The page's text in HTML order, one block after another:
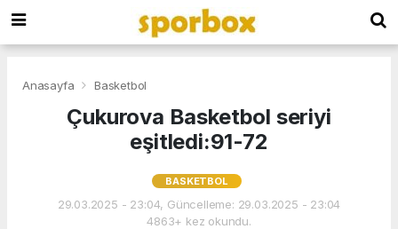
Anasayfa Basketbol
Çukurova Basketbol seriyi
eşitledi:91-72
BASKETBOL
29.03.2025 - 23:04, Güncelleme: 29.03.2025 - 23:04
4863+ kez okundu.